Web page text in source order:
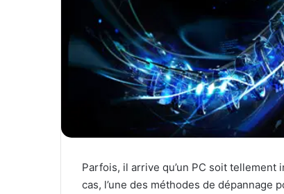
Parfois, il arrive qu’un PC soit tellement
cas, l’une des méthodes de dépannage